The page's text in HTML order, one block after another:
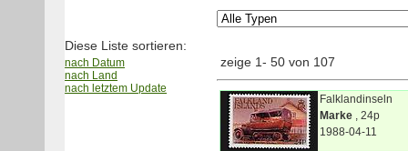
Diese Liste sortieren:
nach Datum
nach Land
nach letztem Update
zeige 1- 50 von 107
Falklandinseln
Marke , 24p
1988-04-11